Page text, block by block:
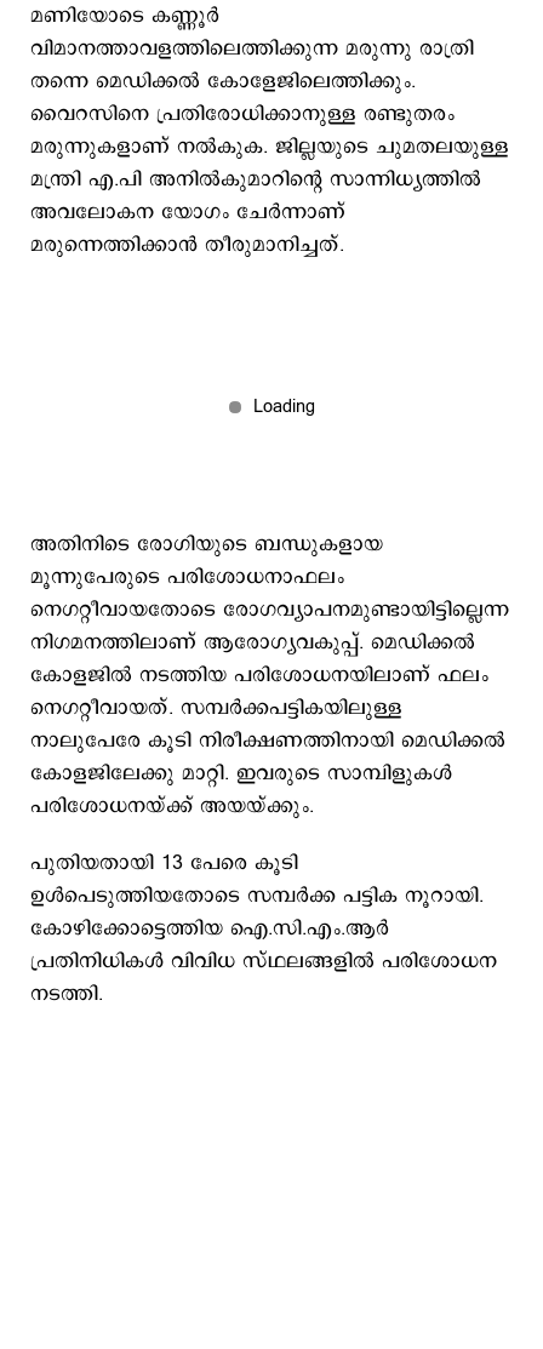
മണിയോടെ കണ്ണൂര്‍
വിമാനത്താവളത്തിലെത്തിക്കുന്ന മരുന്നു രാത്രി
തന്നെ മെഡിക്കല്‍ കോളേജിലെത്തിക്കും.
വൈറസിനെ പ്രതിരോധിക്കാനുള്ള രണ്ടുതരം
മരുന്നുകളാണ് നല്‍കുക. ജില്ലയുടെ ചുമതലയുള്ള
മന്ത്രി എ.പി അനില്‍കുമാറിന്റെ സാന്നിധ്യത്തില്‍
അവലോകന യോഗം ചേര്‍ന്നാണ്
മരുന്നെത്തിക്കാന്‍ തീരുമാനിച്ചത്.
അതിനിടെ രോഗിയുടെ ബന്ധുകളായ
മൂന്നുപേരുടെ പരിശോധനാഫലം
നെഗറ്റീവായതോടെ രോഗവ്യാപനമുണ്ടായിട്ടില്ലെന്ന
നിഗമനത്തിലാണ് ആരോഗ്യവകുപ്പ്. മെഡിക്കല്‍
കോളജില്‍ നടത്തിയ പരിശോധനയിലാണ് ഫലം
നെഗറ്റീവായത്. സമ്പര്‍ക്കപട്ടികയിലുള്ള
നാലുപേരേ കൂടി നിരീക്ഷണത്തിനായി മെഡിക്കല്‍
കോളജിലേക്കു മാറ്റി. ഇവരുടെ സാമ്പിളുകള്‍
പരിശോധനയ്ക്ക് അയയ്ക്കും.
പുതിയതായി 13 പേരെ കൂടി
ഉള്‍പെടുത്തിയതോടെ സമ്പര്‍ക്ക പട്ടിക നൂറായി.
കോഴിക്കോട്ടെത്തിയ ഐ.സി.എം.ആര്‍
പ്രതിനിധികള്‍ വിവിധ സ്ഥലങ്ങളില്‍ പരിശോധന
നടത്തി.